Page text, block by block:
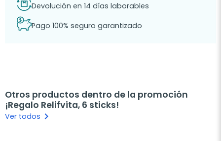
Devolución en 14 días laborables
Pago 100% seguro garantizado
Otros productos dentro de la promoción
¡Regalo Relifvita, 6 sticks!
Ver todos keyboard_arrow_right